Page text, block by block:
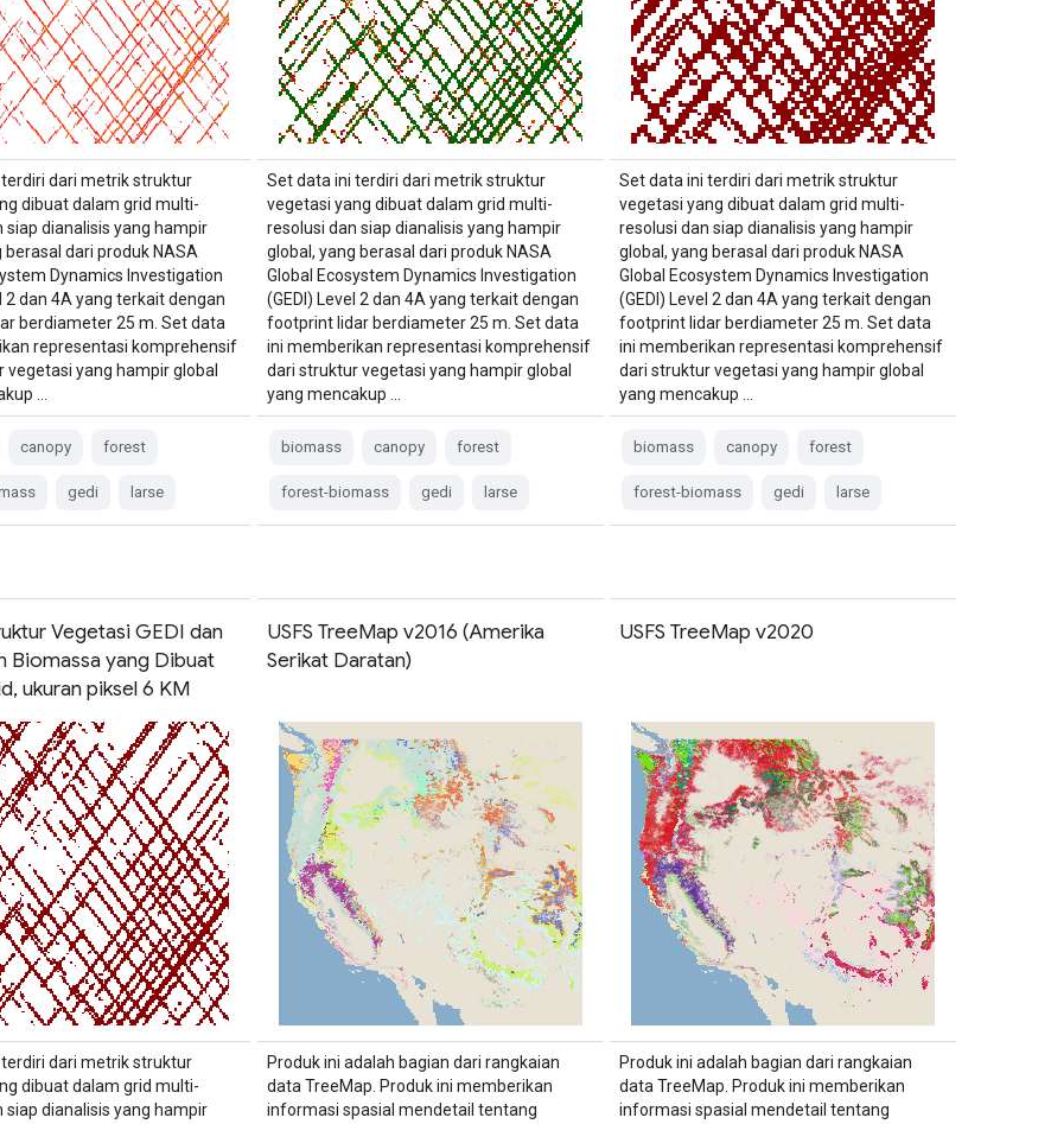
terdiri dari metrik struktur
dibuat dalam grid multi-
siap dianalisis yang hampir
berasal dari produk NASA
Dynamics Investigation
2 dan 4A yang terkait dengan
berdiameter 25 m. Set data
representasi komprehensif
vegetasi yang hampir global
…
canopy forest
gedi larse
Set data ini terdiri dari metrik struktur
vegetasi yang dibuat dalam grid multi-
resolusi dan siap dianalisis yang hampir
global, yang berasal dari produk NASA
Global Ecosystem Dynamics Investigation
(GEDI) Level 2 dan 4A yang terkait dengan
footprint lidar berdiameter 25 m. Set data
ini memberikan representasi komprehensif
dari struktur vegetasi yang hampir global
yang mencakup …
biomass canopy forest
forest-biomass gedi larse
Set data ini terdiri dari metrik struktur
vegetasi yang dibuat dalam grid multi-
resolusi dan siap dianalisis yang hampir
global, yang berasal dari produk NASA
Global Ecosystem Dynamics Investigation
(GEDI) Level 2 dan 4A yang terkait dengan
footprint lidar berdiameter 25 m. Set data
ini memberikan representasi komprehensif
dari struktur vegetasi yang hampir global
yang mencakup …
biomass canopy forest
forest-biomass gedi larse
Vegetasi GEDI dan
Biomassa yang Dibuat
ukuran piksel 6 KM
terdiri dari metrik struktur
dibuat dalam grid multi-
siap dianalisis yang hampir
USFS TreeMap v2016 (Amerika
Serikat Daratan)
Produk ini adalah bagian dari rangkaian
data TreeMap. Produk ini memberikan
informasi spasial mendetail tentang
USFS TreeMap v2020
Produk ini adalah bagian dari rangkaian
data TreeMap. Produk ini memberikan
informasi spasial mendetail tentang